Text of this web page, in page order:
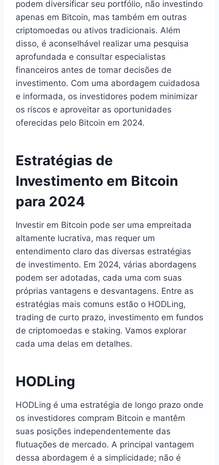
podem diversificar seu portfólio, não investindo
apenas em Bitcoin, mas também em outras
criptomoedas ou ativos tradicionais. Além
disso, é aconselhável realizar uma pesquisa
aprofundada e consultar especialistas
financeiros antes de tomar decisões de
investimento. Com uma abordagem cuidadosa
e informada, os investidores podem minimizar
os riscos e aproveitar as oportunidades
oferecidas pelo Bitcoin em 2024.
Estratégias de
Investimento em Bitcoin
para 2024
Investir em Bitcoin pode ser uma empreitada
altamente lucrativa, mas requer um
entendimento claro das diversas estratégias
de investimento. Em 2024, várias abordagens
podem ser adotadas, cada uma com suas
próprias vantagens e desvantagens. Entre as
estratégias mais comuns estão o HODLing,
trading de curto prazo, investimento em fundos
de criptomoedas e staking. Vamos explorar
cada uma delas em detalhes.
HODLing
HODLing é uma estratégia de longo prazo onde
os investidores compram Bitcoin e mantêm
suas posições independentemente das
flutuações de mercado. A principal vantagem
dessa abordagem é a simplicidade; não é